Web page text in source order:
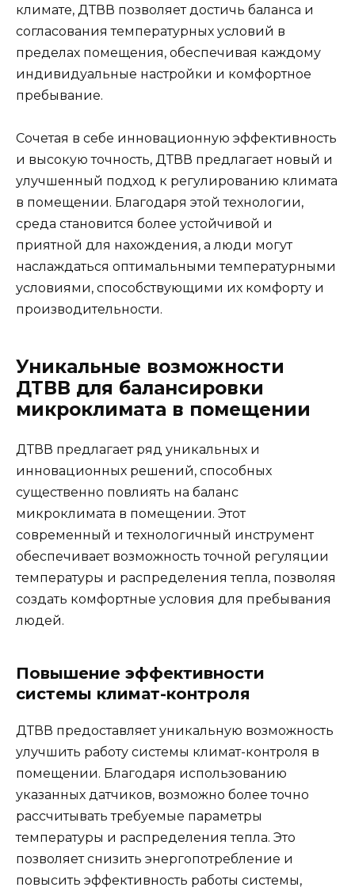
климате, ДТВВ позволяет достичь баланса и
согласования температурных условий в
пределах помещения, обеспечивая каждому
индивидуальные настройки и комфортное
пребывание.
Сочетая в себе инновационную эффективность
и высокую точность, ДТВВ предлагает новый и
улучшенный подход к регулированию климата
в помещении. Благодаря этой технологии,
среда становится более устойчивой и
приятной для нахождения, а люди могут
наслаждаться оптимальными температурными
условиями, способствующими их комфорту и
производительности.
Уникальные возможности
ДТВВ для балансировки
микроклимата в помещении
ДТВВ предлагает ряд уникальных и
инновационных решений, способных
существенно повлиять на баланс
микроклимата в помещении. Этот
современный и технологичный инструмент
обеспечивает возможность точной регуляции
температуры и распределения тепла, позволяя
создать комфортные условия для пребывания
людей.
Повышение эффективности
системы климат-контроля
ДТВВ предоставляет уникальную возможность
улучшить работу системы климат-контроля в
помещении. Благодаря использованию
указанных датчиков, возможно более точно
рассчитывать требуемые параметры
температуры и распределения тепла. Это
позволяет снизить энергопотребление и
повысить эффективность работы системы,